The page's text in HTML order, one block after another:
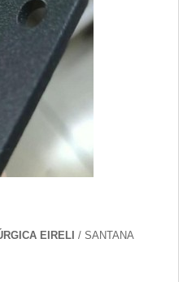
EIRELI/ SANTANA